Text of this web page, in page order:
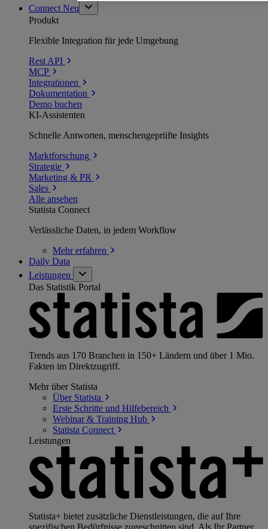
Connect Neu
Produkt
Flexible Integration für jede Umgebung
Rest API
MCP
Integrationen
Dokumentation
Demo buchen
KI-Assistenten
Schnelle Antworten, menschengeprüfte Insights
Marktforschung
Strategie
Marketing & PR
Sales
Alle ansehen
Statista Connect
Verlässliche Daten, in jedem Workflow
Mehrerfahren
Daily Data
Leistungen
Das Statistik Portal
Trends aus 170 Branchen in 150+ Ländern und über 1 Mio.
Fakten im Direktzugriff.
Mehr über Statista
Über Statista
Erste Schritte und Hilfebereich
Webinar & Training Hub
Statista Connect
Leistungen
Statista+ bietet zusätzliche Dienstleistungen, die auf Ihre
spezifischen Bedürfnisse zugeschnitten sind. Als Ihr Partner